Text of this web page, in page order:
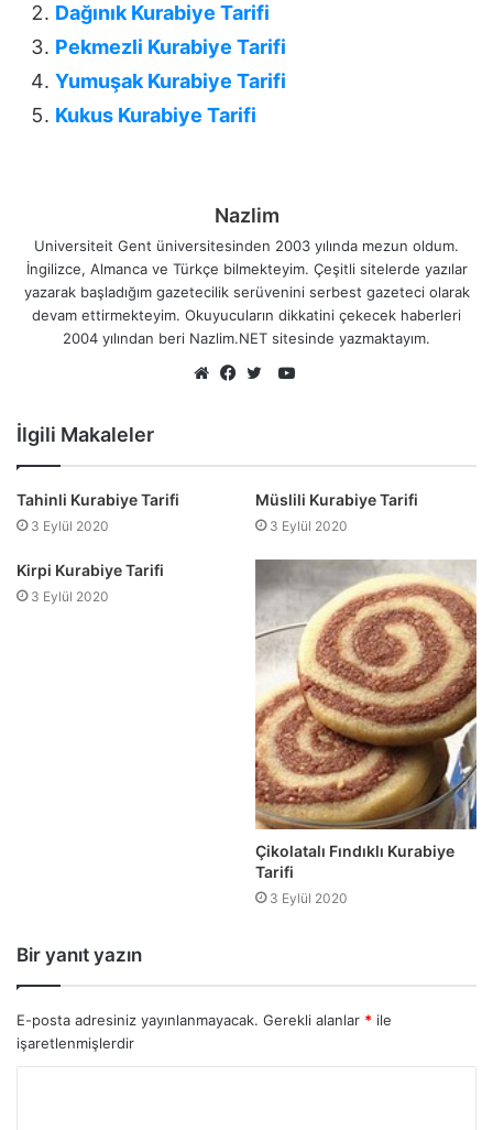
Dağınık Kurabiye Tarifi
Pekmezli Kurabiye Tarifi
Yumuşak Kurabiye Tarifi
Kukus Kurabiye Tarifi
Nazlim
Universiteit Gent üniversitesinden 2003 yılında mezun oldum.
İngilizce, Almanca ve Türkçe bilmekteyim. Çeşitli sitelerde yazılar
yazarak başladığım gazetecilik serüvenini serbest gazeteci olarak
devam ettirmekteyim. Okuyucuların dikkatini çekecek haberleri
2004 yılından beri Nazlim.NET sitesinde yazmaktayım.
YouTube
İlgili Makaleler
Tahinli Kurabiye Tarifi
3 Eylül 2020
Müslili Kurabiye Tarifi
3 Eylül 2020
Kirpi Kurabiye Tarifi
3 Eylül 2020
Çikolatalı Fındıklı Kurabiye
Tarifi
3 Eylül 2020
Bir yanıt yazın
E-posta adresiniz yayınlanmayacak. Gerekli alanlar * ile
işaretlenmişlerdir